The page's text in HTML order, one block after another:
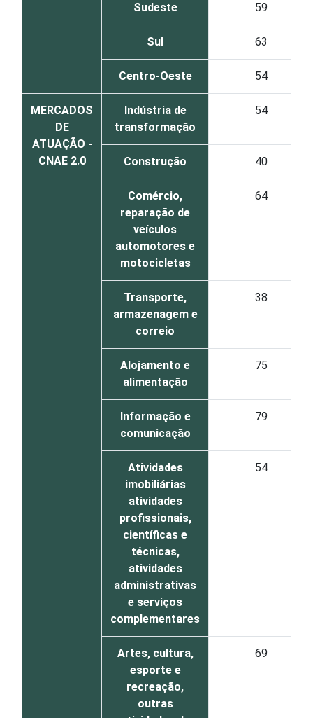
Sudeste 59
Sul 63
Centro-Oeste 54
MERCADOS
DE
ATUAÇÃO -
CNAE 2.0
Indústria de
transformação
54
Construção 40
Comércio,
reparação de
veículos
automotores e
motocicletas
64
Transporte,
armazenagem e
correio
38
Alojamento e
alimentação
75
Informação e
comunicação
79
Atividades
imobiliárias
atividades
profissionais,
científicas e
técnicas,
atividades
administrativas
e serviços
complementares
54
Artes, cultura,
esporte e
recreação,
outras
69